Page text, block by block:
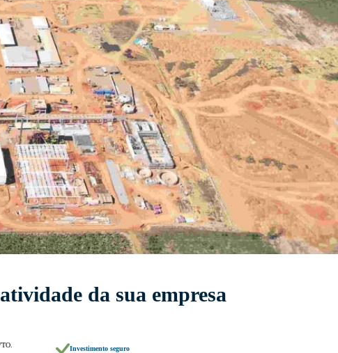
da sua empresa
Investimento seguro